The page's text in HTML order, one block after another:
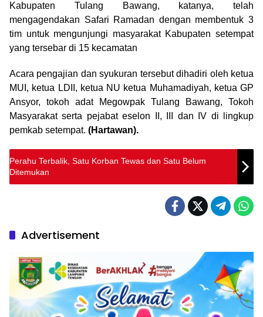
Kabupaten Tulang Bawang, katanya, telah
mengagendakan Safari Ramadan dengan membentuk 3
tim untuk mengunjungi masyarakat Kabupaten setempat
yang tersebar di 15 kecamatan
Acara pengajian dan syukuran tersebut dihadiri oleh ketua
MUI, ketua LDII, ketua NU ketua Muhamadiyah, ketua GP
Ansyor, tokoh adat Megowpak Tulang Bawang, Tokoh
Masyarakat serta pejabat eselon II, III dan IV di lingkup
pemkab setempat. (Hartawan).
Perahu Terbalik, Satu Korban Tewas dan Satu Belum
Ditemukan
Advertisement